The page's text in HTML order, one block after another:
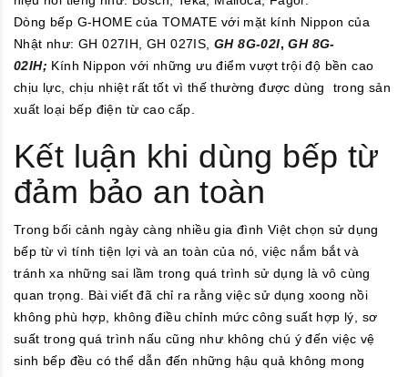
Dòng bếp G-HOME của TOMATE với mặt kính Nippon của
Nhật như: GH 027IH, GH 027IS, GH 8G-02I,GH 8G-
02IH; Kính Nippon với những ưu điểm vượt trội độ bền cao
chịu lực, chịu nhiệt rất tốt vì thế thường được dùng trong sản
xuất loại bếp điện từ cao cấp.
Kết luận khi dùng bếp từ
đảm bảo an toàn
Trong bối cảnh ngày càng nhiều gia đình Việt chọn sử dụng
bếp từ vì tính tiện lợi và an toàn của nó, việc nắm bắt và
tránh xa những sai lầm trong quá trình sử dụng là vô cùng
quan trọng. Bài viết đã chỉ ra rằng việc sử dụng xoong nồi
không phù hợp, không điều chỉnh mức công suất hợp lý, sơ
suất trong quá trình nấu cũng như không chú ý đến việc vệ
sinh bếp đều có thể dẫn đến những hậu quả không mong